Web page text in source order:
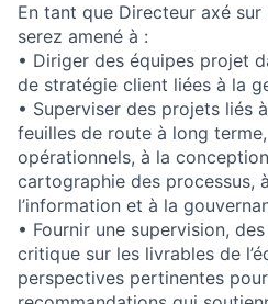
En tant que Directeur axé
serez amené à :
• Diriger des équipes projet
de stratégie client liées à la
• Superviser des projets liés
feuilles de route à long
opérationnels, à la
cartographie des processus,
l’information et à la
• Fournir une supervision,
critique sur les livrables de
perspectives pertinentes